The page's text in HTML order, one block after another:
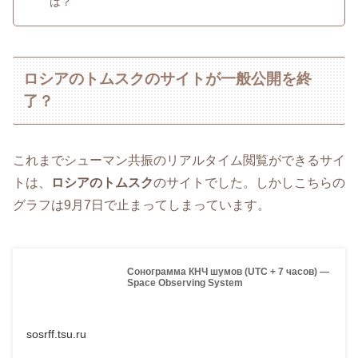
ロシアのトムスクのサイトが一般公開を終
了？
これまでシューマン共振のリアルタイム閲覧ができるサイ
トは、
ロシアのトムスクのサイトでした。しかしこちらの
グラフは9月7日で止まってしまっています。
Сонограмма КНЧ шумов (UTC + 7 часов) —
Space Observing System
sosrff.tsu.ru